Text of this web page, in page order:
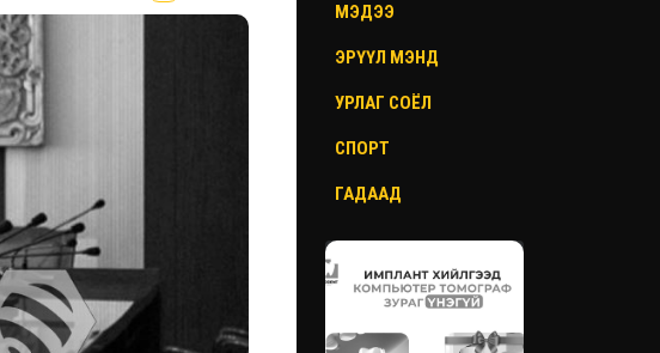
МЭДЭЭ
ЭРҮҮЛ МЭНД
УРЛАГ СОЁЛ
СПОРТ
ГАДААД